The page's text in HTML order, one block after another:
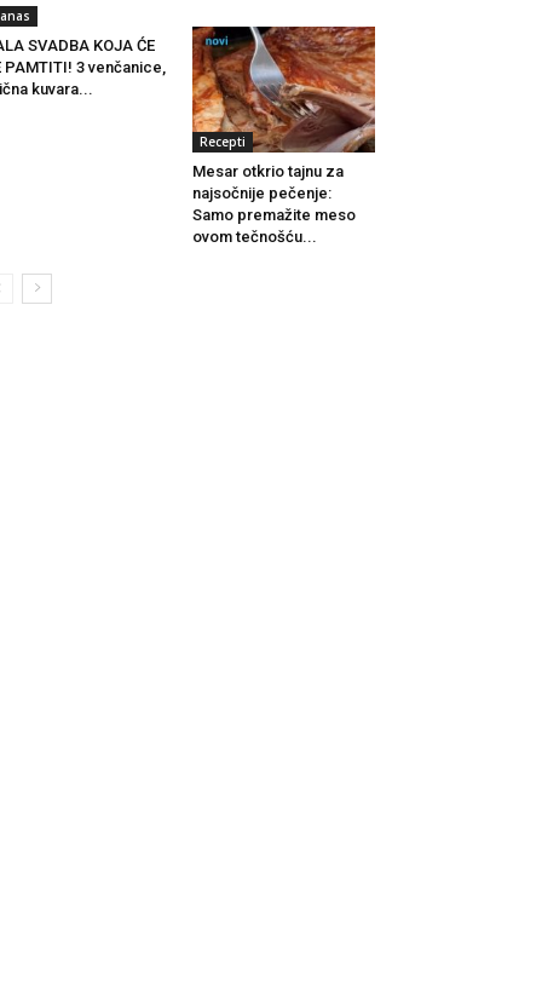
SVADBA KOJA ĆE
PAMTITI! 3 venčanice,
kuvara...
Recepti
Mesar otkrio tajnu za
najsočnije pečenje:
Samo premažite meso
ovom tečnošću...